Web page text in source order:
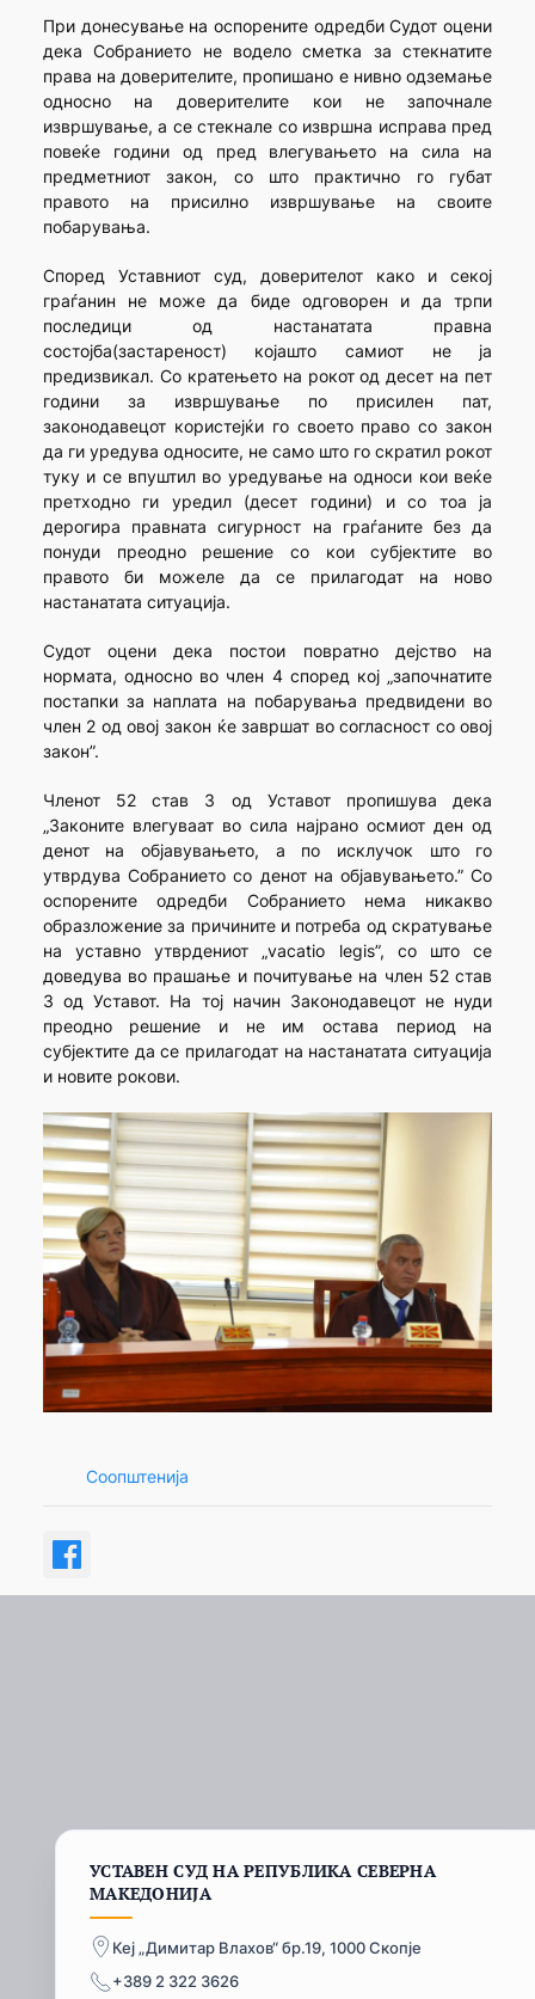
При донесување на оспорените одредби Судот оцени
дека Собранието не водело сметка за стекнатите
права на доверителите, пропишано е нивно одземање
односно на доверителите кои не започнале
извршување, а се стекнале со извршна исправа пред
повеќе години од пред влегувањето на сила на
предметниот закон, со што практично го губат
правото на присилно извршување на своите
побарувања.
Според Уставниот суд, доверителот како и секој
граѓанин не може да биде одговорен и да трпи
последици од настанатата правна
состојба(застареност) којашто самиот не ја
предизвикал. Со кратењето на рокот од десет на пет
години за извршување по присилен пат,
законодавецот користејќи го своето право со закон
да ги уредува односите, не само што го скратил рокот
туку и се впуштил во уредување на односи кои веќе
претходно ги уредил (десет години) и со тоа ја
дерогира правната сигурност на граѓаните без да
понуди преодно решение со кои субјектите во
правото би можеле да се прилагодат на ново
настанатата ситуација.
Судот оцени дека постои повратно дејство на
нормата, односно во член 4 според кој „започнатите
постапки за наплата на побарувања предвидени во
член 2 од овој закон ќе завршат во согласност со овој
закон”.
Членот 52 став 3 од Уставот пропишува дека
„Законите влегуваат во сила најрано осмиот ден од
денот на објавувањето, а по исклучок што го
утврдува Собранието со денот на објавувањето.” Со
оспорените одредби Собранието нема никакво
образложение за причините и потреба од скратување
на уставно утврдениот „vacatio legis”, со што се
доведува во прашање и почитување на член 52 став
3 од Уставот. На тој начин Законодавецот не нуди
преодно решение и не им остава период на
субјектите да се прилагодат на настанатата ситуација
и новите рокови.
Соопштенија
УСТАВЕН СУД НА РЕПУБЛИКА СЕВЕРНА
МАКЕДОНИЈА
Кеј „Димитар Влахов“ бр.19, 1000 Скопје
+389 2 322 3626